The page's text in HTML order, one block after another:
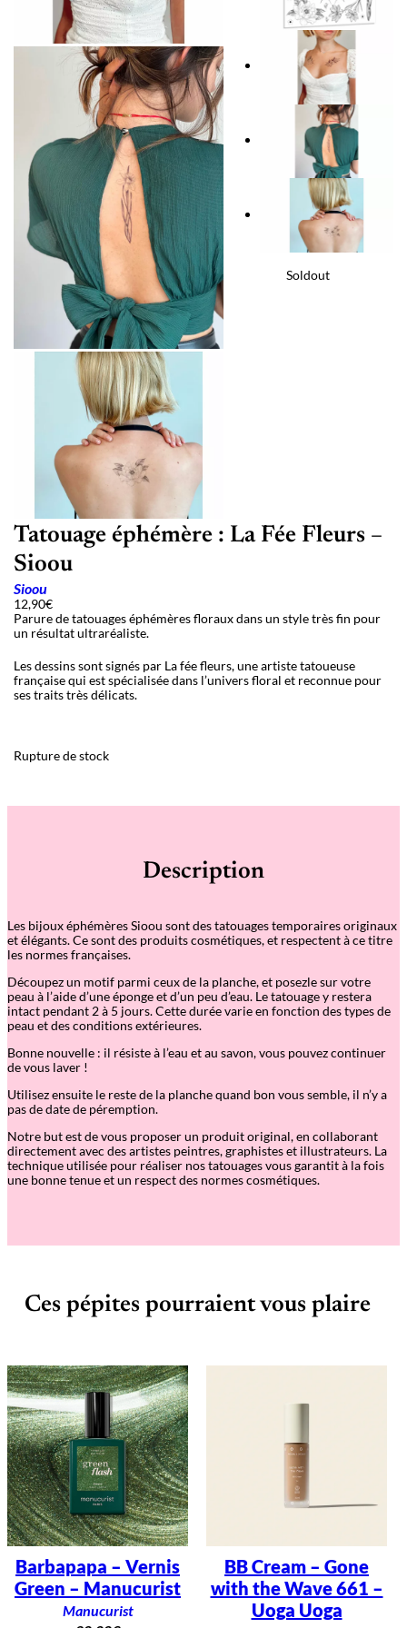
Soldout
Tatouage éphémère : La Fée Fleurs –
Sioou
Sioou
12,90€
Parure de tatouages éphémères floraux dans un style très fin pour
un résultat ultraréaliste.
Les dessins sont signés par La fée fleurs, une artiste tatoueuse
française qui est spécialisée dans l’univers floral et reconnue pour
ses traits très délicats.
Rupture de stock
Description
Les bijoux éphémères Sioou sont des tatouages temporaires originaux
et élégants. Ce sont des produits cosmétiques, et respectent à ce titre
les normes françaises.
Découpez un motif parmi ceux de la planche, et posezle sur votre
peau à l’aide d’une éponge et d’un peu d’eau. Le tatouage y restera
intact pendant 2 à 5 jours. Cette durée varie en fonction des types de
peau et des conditions extérieures.
Bonne nouvelle : il résiste à l’eau et au savon, vous pouvez continuer
de vous laver !
Utilisez ensuite le reste de la planche quand bon vous semble, il n’y a
pas de date de péremption.
Notre but est de vous proposer un produit original, en collaborant
directement avec des artistes peintres, graphistes et illustrateurs. La
technique utilisée pour réaliser nos tatouages vous garantit à la fois
une bonne tenue et un respect des normes cosmétiques.
Ces pépites pourraient vous plaire
Barbapapa – Vernis
Green – Manucurist
Manucurist
BB Cream – Gone
with the Wave 661 –
Uoga Uoga